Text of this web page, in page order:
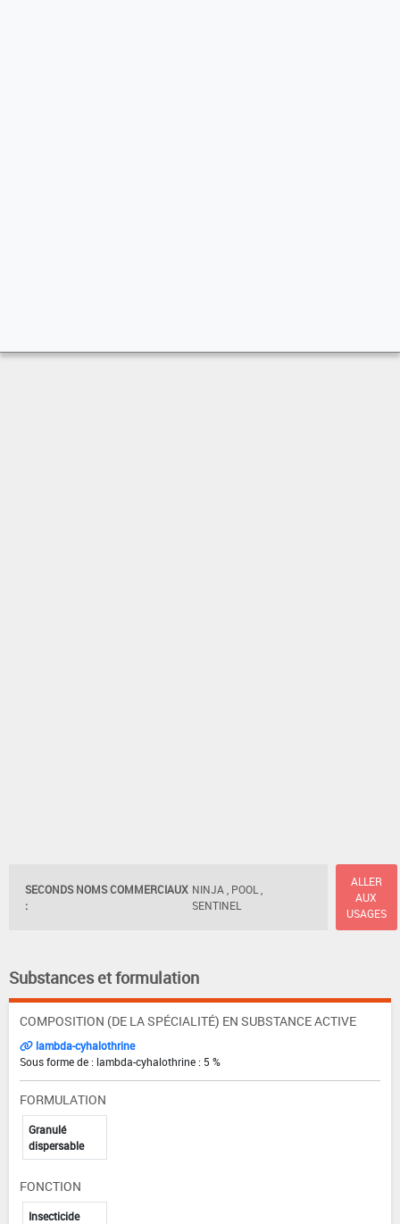
SECONDS NOMS COMMERCIAUX
:
NINJA , POOL ,
SENTINEL
ALLER
AUX
USAGES
Substances et formulation
COMPOSITION (DE LA SPÉCIALITÉ) EN SUBSTANCE ACTIVE
lambda-cyhalothrine
Sous forme de : lambda-cyhalothrine : 5 %
FORMULATION
Granulé
dispersable
FONCTION
Insecticide